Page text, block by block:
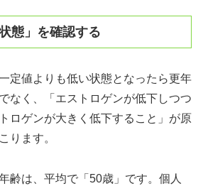
態」を確認する
定値よりも低い状態となったら更年
なく、「エストロゲンが低下しつつ
ロゲンが大きく低下すること」が原
ります。
齢は、平均で「50歳」です。個人